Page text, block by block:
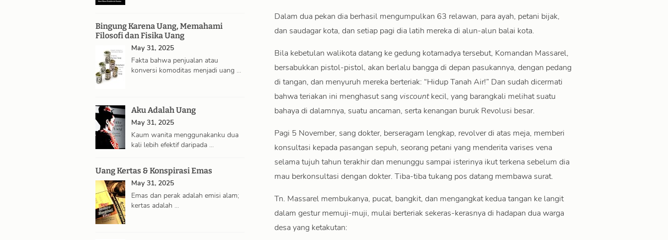
Dalam dua pekan dia berhasil mengumpulkan 63 relawan, para ayah, petani bijak,
dan saudagar kota, dan setiap pagi dia latih mereka di alun-alun balai kota.
Bila kebetulan walikota datang ke gedung kotamadya tersebut, Komandan Massarel,
bersabukkan pistol-pistol, akan berlalu bangga di depan pasukannya, dengan pedang
di tangan, dan menyuruh mereka berteriak: “Hidup Tanah Air!” Dan sudah dicermati
bahwa teriakan ini menghasut sang viscountkecil, yang barangkali melihat suatu
bahaya di dalamnya, suatu ancaman, serta kenangan buruk Revolusi besar.
Pagi 5 November, sang dokter, berseragam lengkap, revolver di atas meja, memberi
konsultasi kepada pasangan sepuh, seorang petani yang menderita varises vena
selama tujuh tahun terakhir dan menunggu sampai isterinya ikut terkena sebelum dia
mau berkonsultasi dengan dokter. Tiba-tiba tukang pos datang membawa surat.
Tn. Massarel membukanya, pucat, bangkit, dan mengangkat kedua tangan ke langit
dalam gestur memuji-muji, mulai berteriak sekeras-kerasnya di hadapan dua warga
desa yang ketakutan:
Bingung Karena Uang, Memahami
Filosofi dan Fisika Uang
May 31, 2025
Fakta bahwa penjualan atau
konversi komoditas menjadi uang …
Aku Adalah Uang
May 31, 2025
Kaum wanita menggunakanku dua
kali lebih efektif daripada …
Uang Kertas & Konspirasi Emas
May 31, 2025
Emas dan perak adalah emisi alam;
kertas adalah …